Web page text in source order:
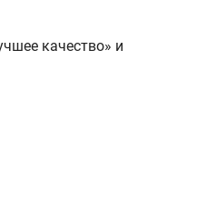
качество» и